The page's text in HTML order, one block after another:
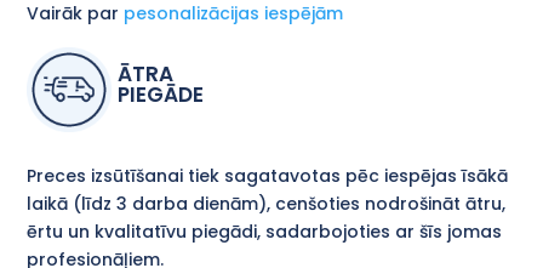
Vairāk par pesonalizācijas iespējām
ĀTRA
PIEGĀDE
Preces izsūtīšanai tiek sagatavotas pēc iespējas īsākā
laikā (līdz 3 darba dienām), cenšoties nodrošināt ātru,
ērtu un kvalitatīvu piegādi, sadarbojoties ar šīs jomas
profesionāļiem.